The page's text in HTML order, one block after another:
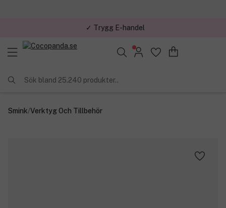
✓ Trygg E-handel
Sök bland 25.240 produkter..
Smink/Verktyg Och Tillbehör